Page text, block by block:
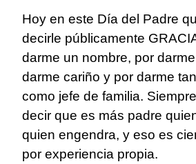
Hoy en este Día del Padre
decirle públicamente
darme un nombre, por
darme cariño y por darme
como jefe de familia.
decir que es más padre
quien engendra, y eso es
por experiencia propia.